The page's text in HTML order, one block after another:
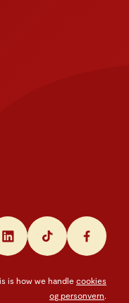
is how we handle cookies
og personvern.